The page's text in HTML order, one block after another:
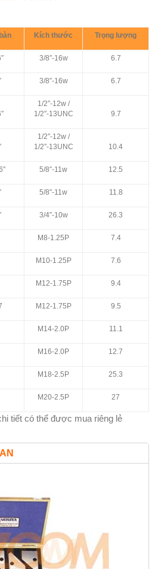
Kích thước Trọng lượng
3/8″-16w 6.7
3/8″-16w 6.7
1/2″-12w /
1/2″-13UNC
9.7
1/2″-12w /
1/2″-13UNC
10.4
5/8″-11w 12.5
5/8″-11w 11.8
3/4″-10w 26.3
M8-1.25P 7.4
M10-1.25P 7.6
M12-1.75P 9.4
M12-1.75P 9.5
M14-2.0P 11.1
M16-2.0P 12.7
M18-2.5P 25.3
M20-2.5P 27
tiết có thể được mua riêng lẻ